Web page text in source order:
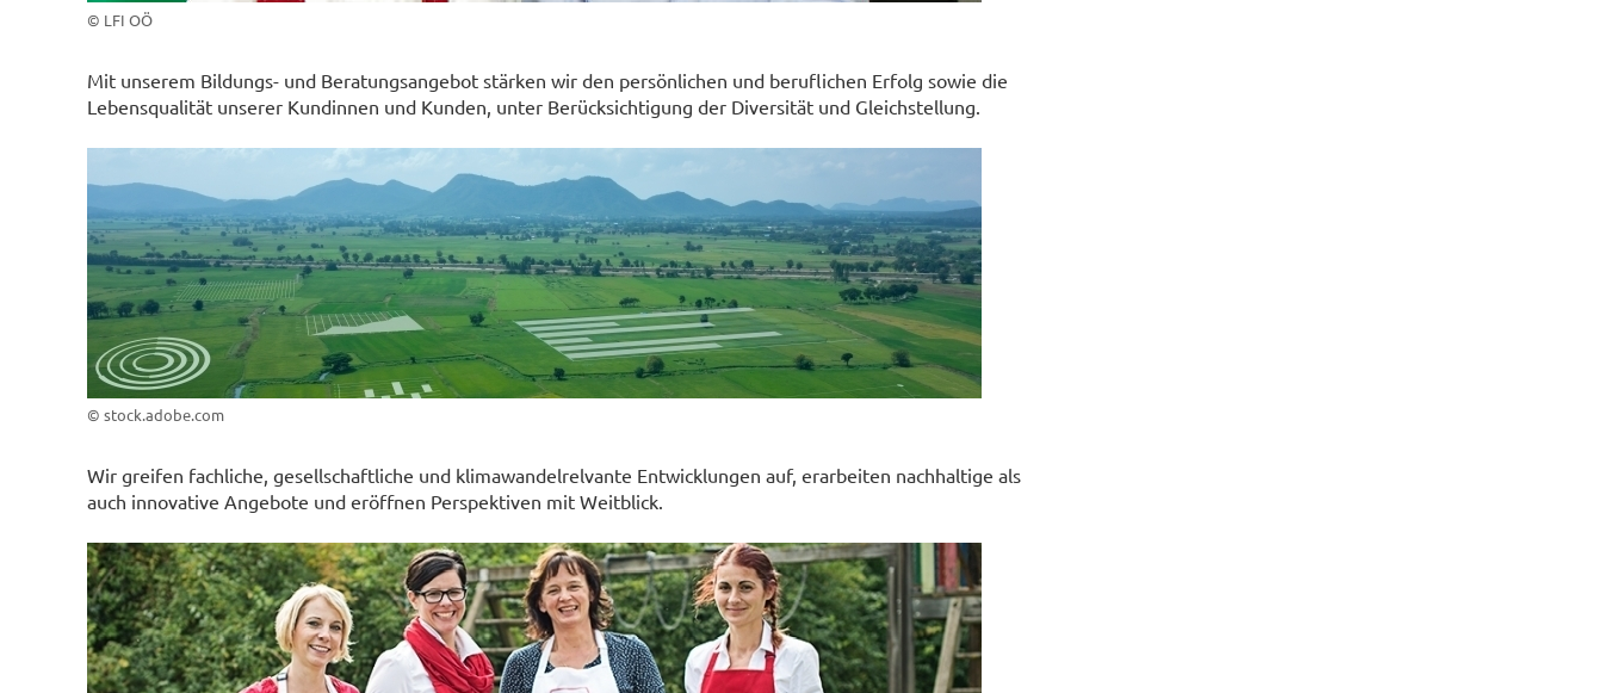
© LFI OÖ
Mit unserem Bildungs- und Beratungsangebot stärken wir den persönlichen und beruflichen Erfolg sowie die
Lebensqualität unserer Kundinnen und Kunden, unter Berücksichtigung der Diversität und Gleichstellung.
© stock.adobe.com
Wir greifen fachliche, gesellschaftliche und klimawandelrelvante Entwicklungen auf, erarbeiten nachhaltige als
auch innovative Angebote und eröffnen Perspektiven mit Weitblick.